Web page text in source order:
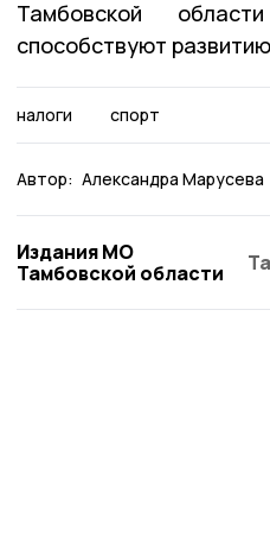
Тамбовской
способствуют
налоги спорт
Автор: Александра Марусева
Издания МО
Тамбовской области